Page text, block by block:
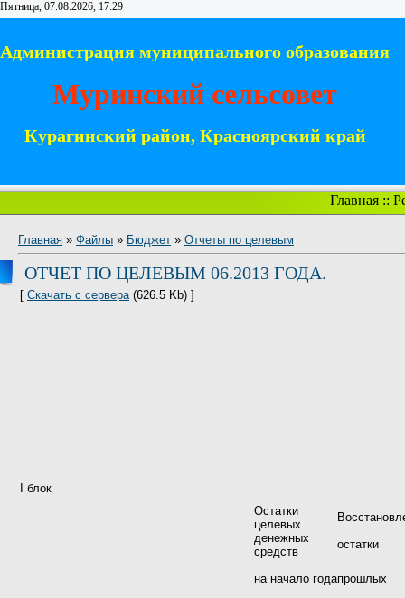
Пятница, 07.08.2026, 17:29
Администрация муниципального образования
Муринский сельсовет
Курагинский район, Красноярский край
Главная::
Главная » Файлы » Бюджет » Отчеты по целевым
ОТЧЕТ ПО ЦЕЛЕВЫМ 06.2013 ГОДА.
[ Скачать с сервера(626.5 Kb) ]
I блок
Остатки
целевых
денежных
средств
остатки
на начало годапрошлых